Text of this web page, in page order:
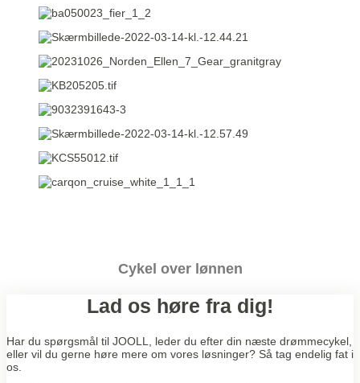
Cykel over lønnen
Lad os høre fra dig!
Har du spørgsmål til JOOLL, leder du efter din næste drømmecykel,
eller vil du gerne høre mere om vores løsninger? Så tag endelig fat i
os.